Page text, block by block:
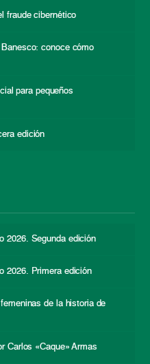
fraude cibernético
conoce cómo
para pequeños
edición
2026. Segunda edición
2026. Primera edición
de la historia de
Carlos «Caque» Armas